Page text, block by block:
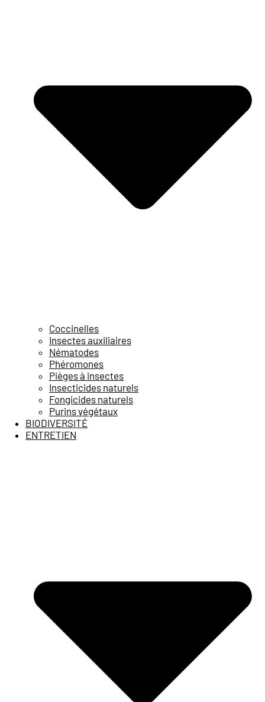
Coccinelles
Insectes auxiliaires
Nématodes
Phéromones
Pièges à insectes
Insecticides naturels
Fongicides naturels
Purins végétaux
BIODIVERSITÉ
ENTRETIEN